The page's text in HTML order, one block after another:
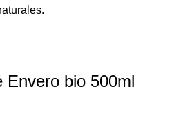
Envero bio 500ml